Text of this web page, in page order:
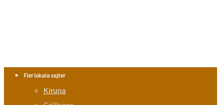
Fler lokala sajter
Kiruna